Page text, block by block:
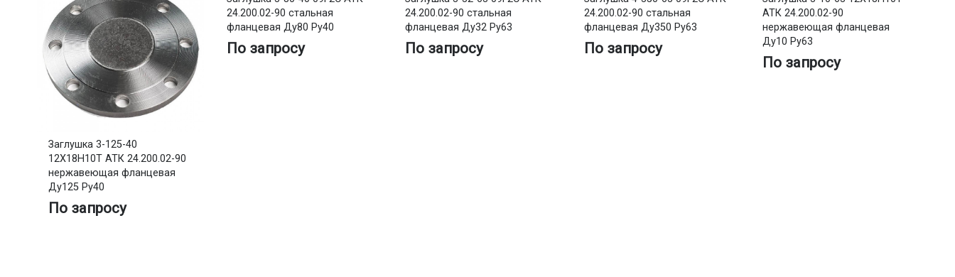
Заглушка 3-125-40
12Х18Н10Т АТК 24.200.02-90
нержавеющая фланцевая
Ду125 Ру40
По запросу
24.200.02-90 стальная
фланцевая Ду80 Ру40
По запросу
24.200.02-90 стальная
фланцевая Ду32 Ру63
По запросу
24.200.02-90 стальная
фланцевая Ду350 Ру63
По запросу
АТК 24.200.02-90
нержавеющая фланцевая
Ду10 Ру63
По запросу